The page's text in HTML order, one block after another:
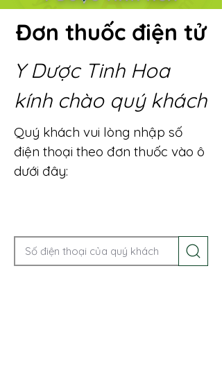
Đơn thuốc điện tử
Y Dược Tinh Hoa
kính chào quý khách
Quý khách vui lòng nhập số
điện thoại theo đơn thuốc vào ô
dưới đây: